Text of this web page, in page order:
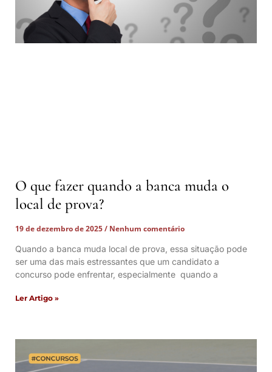
O que fazer quando a banca muda o
local de prova?
19 de dezembro de 2025
Nenhum comentário
Quando a banca muda local de prova, essa situação pode
ser uma das mais estressantes que um candidato a
concurso pode enfrentar, especialmente quando a
Ler Artigo »